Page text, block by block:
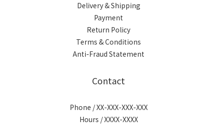
Delivery & Shipping
Payment
Return Policy
Terms & Conditions
Anti-Fraud Statement
Contact
Phone / XX-XXX-XXX-XXX
Hours / XXXX-XXXX